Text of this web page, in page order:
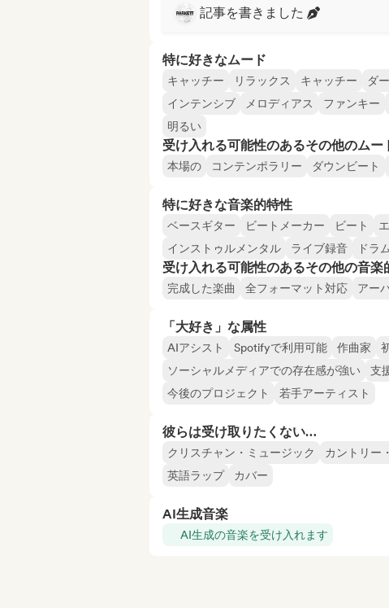
記事を書きました
特に好きなムード
キャッチー リラックス キャッチー ダ
インテンシブ
メロディアス ファンキー
明るい
受け入れる可能性のあるその他のムー
本場の コンテンポラリー ダウンビート
特に好きな音楽的特性
ベースギター ビートメーカー ビート
インストゥルメンタル
ライブ録音 ドラム
受け入れる可能性のあるその他の音楽
完成した楽曲 全フォーマット対応 アー
「大好き」な属性
AIアシスト Spotifyで利用可能 作曲家
ソーシャルメディアでの存在感が強い
支
今後のプロジェクト
若手アーティスト
彼らは受け取りたくない…
クリスチャン・ミュージック カントリー
英語ラップ
カバー
AI生成音楽
AI生成の音楽を受け入れます